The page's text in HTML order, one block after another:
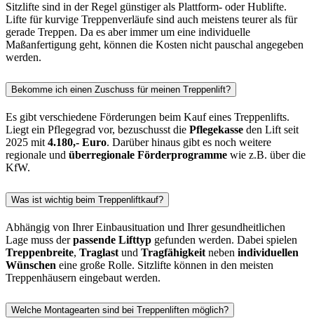
Sitzlifte sind in der Regel günstiger als Plattform- oder Hublifte.
Lifte für kurvige Treppenverläufe sind auch meistens teurer als für
gerade Treppen. Da es aber immer um eine individuelle
Maßanfertigung geht, können die Kosten nicht pauschal angegeben
werden.
Bekomme ich einen Zuschuss für meinen Treppenlift?
Es gibt verschiedene Förderungen beim Kauf eines Treppenlifts.
Liegt ein Pflegegrad vor, bezuschusst die Pflegekasse den Lift seit
2025 mit 4.180,- Euro. Darüber hinaus gibt es noch weitere
regionale und überregionale Förderprogramme wie z.B. über die
KfW.
Was ist wichtig beim Treppenliftkauf?
Abhängig von Ihrer Einbausituation und Ihrer gesundheitlichen
Lage muss derpassende Lifttyp gefunden werden. Dabei spielen
Treppenbreite, Traglast und Tragfähigkeit neben individuellen
Wünschen eine große Rolle. Sitzlifte können in den meisten
Treppenhäusern eingebaut werden.
Welche Montagearten sind bei Treppenliften möglich?